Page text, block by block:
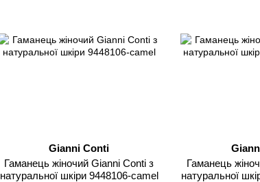
Gianni Conti
Гаманець жіночий Gianni Conti з
натуральної шкіри 9448106-camel
Гаманець
натуральної